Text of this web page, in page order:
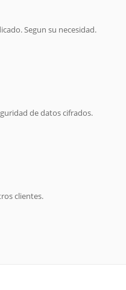
Segun su necesidad.
de datos cifrados.
clientes.